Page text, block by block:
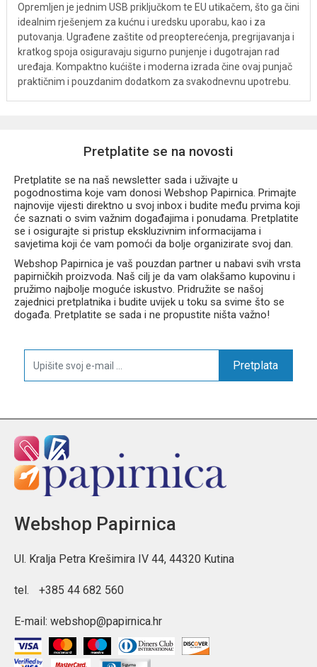
Opremljen je jednim USB priključkom te EU utikačem, što ga čini
idealnim rješenjem za kućnu i uredsku uporabu, kao i za
putovanja. Ugrađene zaštite od preopterećenja, pregrijavanja i
kratkog spoja osiguravaju sigurno punjenje i dugotrajan rad
uređaja. Kompaktno kućište i moderna izrada čine ovaj punjač
praktičnim i pouzdanim dodatkom za svakodnevnu upotrebu.
Pretplatite se na novosti
Pretplatite se na naš newsletter sada i uživajte u
pogodnostima koje vam donosi Webshop Papirnica. Primajte
najnovije vijesti direktno u svoj inbox i budite među prvima koji
će saznati o svim važnim događajima i ponudama. Pretplatite
se i osigurajte si pristup ekskluzivnim informacijama i
savjetima koji će vam pomoći da bolje organizirate svoj dan.
Webshop Papirnica je vaš pouzdan partner u nabavi svih vrsta
papirničkih proizvoda. Naš cilj je da vam olakšamo kupovinu i
pružimo najbolje moguće iskustvo. Pridružite se našoj
zajednici pretplatnika i budite uvijek u toku sa svime što se
događa. Pretplatite se sada i ne propustite ništa važno!
Pretplata
Webshop Papirnica
Ul. Kralja Petra Krešimira IV 44, 44320 Kutina
tel. +385 44 682 560
E-mail: webshop@papirnica.hr